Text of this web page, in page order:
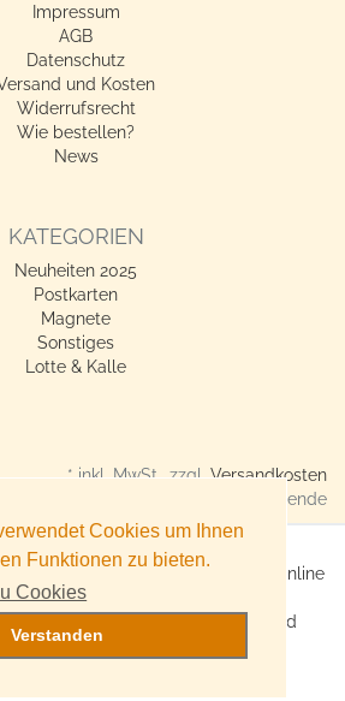
Impressum
AGB
Datenschutz
und Kosten
Widerrufsrecht
Wie bestellen?
News
KATEGORIEN
Neuheiten 2025
Postkarten
Magnete
Sonstiges
Lotte & Kalle
* inkl. MwSt., zzgl.Versandkosten
Verkauf nur an Gewerbetreibende
- Geschenkideen für alle Anlässe online
kaufen
Trend-Produkte, Lifestyle-Artikel und
Accessoires
Cookies um Ihnen
Funktionen zu bieten.
Cookies
Verstanden